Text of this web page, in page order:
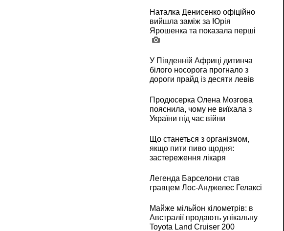
Наталка Денисенко офіційно
вийшла заміж за Юрія
Ярошенка та показала перші
У Південній Африці дитинча
білого носорога прогнало з
дороги прайд із десяти левів
Продюсерка Олена Мозгова
пояснила, чому не виїхала з
України під час війни
Що станеться з організмом,
якщо пити пиво щодня:
застереження лікаря
Легенда Барселони став
гравцем Лос-Анджелес Гелаксі
Майже мільйон кілометрів: в
Австралії продають унікальну
Toyota Land Cruiser 200